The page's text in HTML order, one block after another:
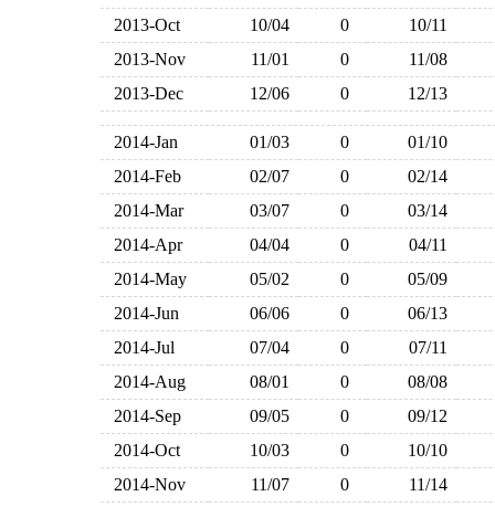
2013-Oct
10/04 0
10/11
2013-Nov
11/01 0
11/08
2013-Dec
12/06 0 12/13
2014-Jan 01/03 0
01/10
2014-Feb
02/07 0
02/14
2014-Mar
03/07 0
03/14
2014-Apr
04/04 0
04/11
2014-May
05/02 0
05/09
2014-Jun
06/06 0
06/13
2014-Jul
07/04 0
07/11
2014-Aug
08/01 0
08/08
2014-Sep
09/05 0
09/12
2014-Oct
10/03 0
10/10
2014-Nov
11/07 0
11/14